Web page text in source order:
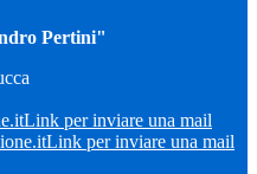
Pertini"
Link per inviare una mail
Link per inviare una mail